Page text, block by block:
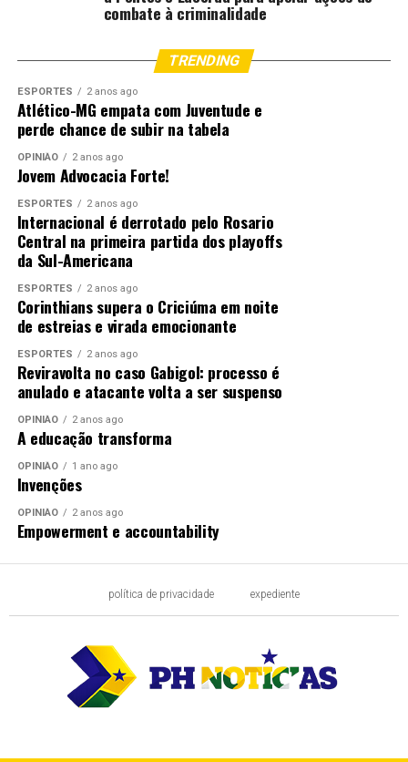
combate à criminalidade
TRENDING
ESPORTES 2 anos ago
Atlético-MG empata com Juventude e
perde chance de subir na tabela
OPINIÃO 2 anos ago
Jovem Advocacia Forte!
ESPORTES 2 anos ago
Internacional é derrotado pelo Rosario
Central na primeira partida dos playoffs
da Sul-Americana
ESPORTES 2 anos ago
Corinthians supera o Criciúma em noite
de estreias e virada emocionante
ESPORTES 2 anos ago
Reviravolta no caso Gabigol: processo é
anulado e atacante volta a ser suspenso
OPINIÃO 2 anos ago
A educação transforma
OPINIÃO 1 ano ago
Invenções
OPINIÃO 2 anos ago
Empowerment e accountability
política de privacidade expediente